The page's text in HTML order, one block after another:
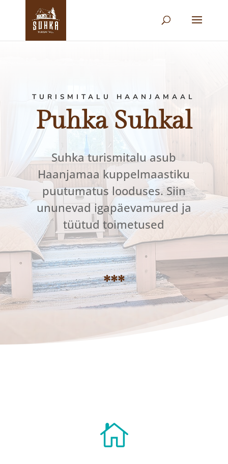
TURISMITALU HAANJAMAAL
Puhka Suhkal
Suhka turismitalu asub
Haanjamaa kuppelmaastiku
puutumatus looduses. Siin
ununevad igapäevamured ja
tüütud toimetused
***
